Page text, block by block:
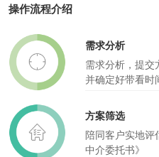
操作流程介绍
需求分析
需求分析，提交
并确定好带看时
方案筛选
陪同客户实地评
中介委托书》